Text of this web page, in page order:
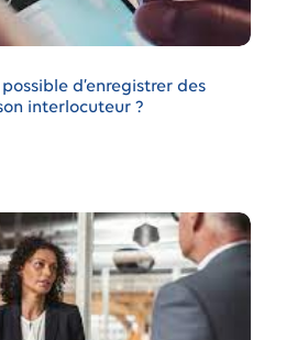
d’enregistrer des
interlocuteur ?